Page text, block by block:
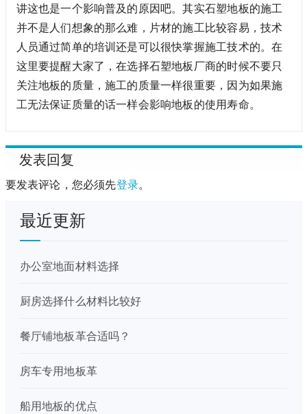
讲这也是一个影响普及的原因吧。其实石塑地板的施工
并不是人们想象的那么难，片材的施工比较容易，技术
人员通过简单的培训还是可以很快掌握施工技术的。在
这里要提醒大家了，在选择石塑地板厂商的时候不要只
关注地板的质量，施工的质量一样很重要，因为如果施
工无法保证质量的话一样会影响地板的使用寿命。
发表回复
要发表评论，您必须先登录。
最近更新
办公室地面材料选择
厨房选择什么材料比较好
餐厅铺地板革合适吗？
房车专用地板革
船用地板的优点